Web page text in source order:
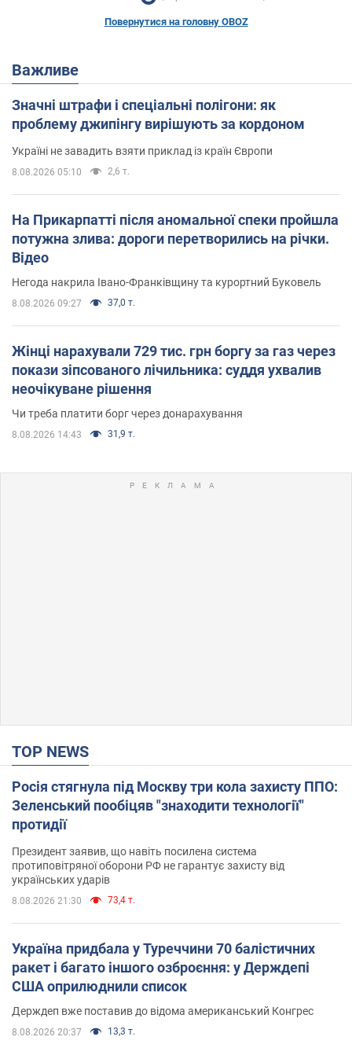
Повернутися на головну OBOZ
Важливе
Значні штрафи і спеціальні полігони: як
проблему джипінгу вирішують за кордоном
Україні не завадить взяти приклад із країн Європи
8.08.2026 05:10 2,6 т.
На Прикарпатті після аномальної спеки пройшла
потужна злива: дороги перетворились на річки.
Відео
Негода накрила Івано-Франківщину та курортний Буковель
8.08.2026 09:27 37,0 т.
Жінці нарахували 729 тис. грн боргу за газ через
покази зіпсованого лічильника: суддя ухвалив
неочікуване рішення
Чи треба платити борг через донарахування
8.08.2026 14:43 31,9 т.
TOP NEWS
Росія стягнула під Москву три кола захисту ППО:
Зеленський пообіцяв "знаходити технології"
протидії
Президент заявив, що навіть посилена система
протиповітряної оборони РФ не гарантує захисту від
українських ударів
8.08.2026 21:30 73,4 т.
Україна придбала у Туреччини 70 балістичних
ракет і багато іншого озброєння: у Держдепі
США оприлюднили список
Держдеп вже поставив до відома американський Конгрес
8.08.2026 20:37 13,3 т.